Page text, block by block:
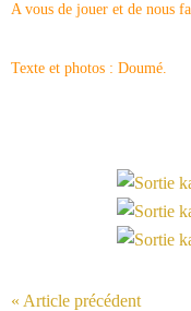
A vous de jouer et de nous
Texte et photos : Doumé.
« Article précédent